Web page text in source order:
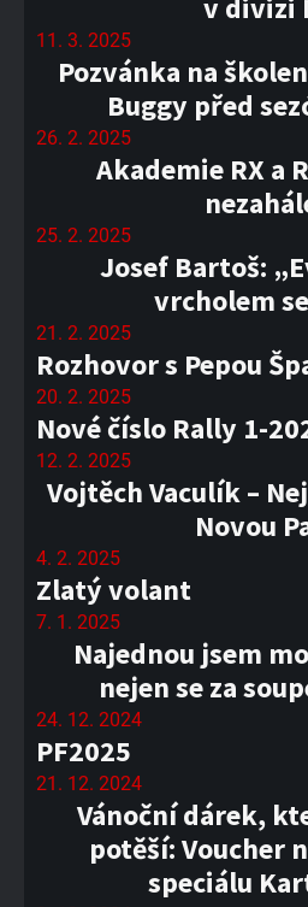
v divizi
11. 3. 2025
Pozvánka na
Buggy před
26. 2. 2025
Akademie RX a
25. 2. 2025
Josef Bartoš:
vrcholem
21. 2. 2025
Rozhovor s Pepou
20. 2. 2025
Nové číslo Rally 1-
12. 2. 2025
Vojtěch Vaculík –
Novou
4. 2. 2025
Zlatý volant
7. 1. 2025
Najednou jsem
nejen se za
24. 12. 2024
PF2025
21. 12. 2024
Vánoční dárek,
potěší: Voucher
speciálu